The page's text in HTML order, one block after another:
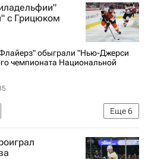
Филадельфия Флайерз
с Грицюком
обыграли "Нью-Джерси
чемпионата Национальной
Еще6
лига (НХЛ)
Нью-Джерси Девилз